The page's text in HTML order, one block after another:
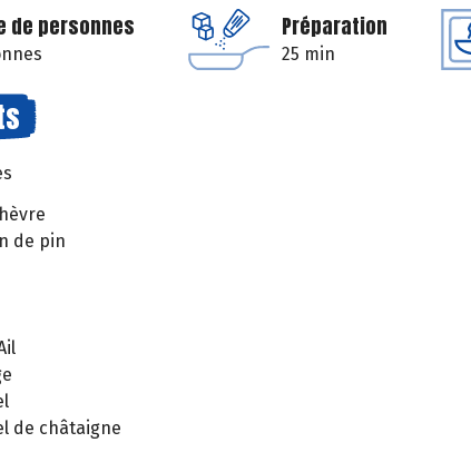
de personnes Préparation
25 min
de pin
de châtaigne